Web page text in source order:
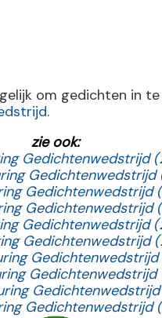
om gedichten in
.
zie ook:
Gedichtenwedstrijd
Gedichtenwedstrijd
Gedichtenwedstrijd
Gedichtenwedstrijd
Gedichtenwedstrijd
Gedichtenwedstrijd
Gedichtenwedstrijd
Gedichtenwedstrijd